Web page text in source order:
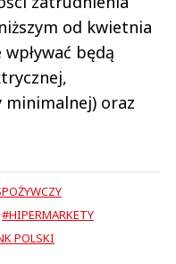
od kwietnia
będą
minimalnej) oraz
#HIPERMARKETY
POLSKI